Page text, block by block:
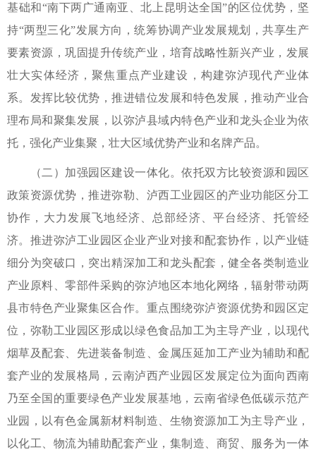
基础和“南下两广通南亚、北上昆明达全国”的区位优势，坚
持“两型三化”发展方向，统筹协调产业发展规划，共享生产
要素资源，巩固提升传统产业，培育战略性新兴产业，发展
壮大实体经济，聚焦重点产业建设，构建弥泸现代产业体
系。发挥比较优势，推进错位发展和特色发展，推动产业合
理布局和聚集发展，以弥泸县域内特色产业和龙头企业为依
托，强化产业集聚，壮大区域优势产业和名牌产品。
（二）加强园区建设一体化。依托双方比较资源和园区
政策资源优势，推进弥勒、泸西工业园区的产业功能区分工
协作，大力发展飞地经济、总部经济、平台经济、托管经
济。推进弥泸工业园区企业产业对接和配套协作，以产业链
细分为突破口，突出精深加工和龙头配套，健全各类制造业
产业原料、零部件采购的弥泸地区本地化网络，辐射带动两
县市特色产业聚集区合作。重点围绕弥泸资源优势和园区定
位，弥勒工业园区形成以绿色食品加工为主导产业，以现代
烟草及配套、先进装备制造、金属压延加工产业为辅助和配
套产业的发展格局，云南泸西产业园区发展定位为面向西南
乃至全国的重要绿色产业发展基地，云南省绿色低碳示范产
业园，以有色金属新材料制造、生物资源加工为主导产业，
以化工、物流为辅助配套产业，集制造、商贸、服务为一体